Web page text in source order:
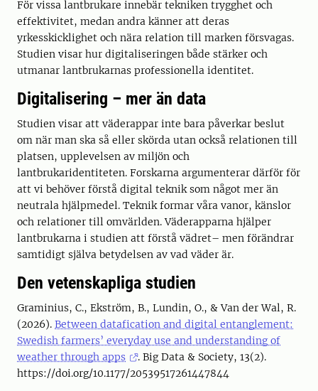
För vissa lantbrukare innebär tekniken trygghet och
effektivitet, medan andra känner att deras
yrkesskicklighet och nära relation till marken försvagas.
Studien visar hur digitaliseringen både stärker och
utmanar lantbrukarnas professionella identitet.
Digitalisering – mer än data
Studien visar att väderappar inte bara påverkar beslut
om när man ska så eller skörda utan också relationen till
platsen, upplevelsen av miljön och
lantbrukaridentiteten. Forskarna argumenterar därför för
att vi behöver förstå digital teknik som något mer än
neutrala hjälpmedel. Teknik formar våra vanor, känslor
och relationer till omvärlden. Väderapparna hjälper
lantbrukarna i studien att förstå vädret– men förändrar
samtidigt själva betydelsen av vad väder är.
Den vetenskapliga studien
Graminius, C., Ekström, B., Lundin, O., & Van der Wal, R.
(2026). Between datafication and digital entanglement:
Swedish farmers’ everyday use and understanding of
weather through apps
. Big Data & Society, 13(2).
https://doi.org/10.1177/20539517261447844